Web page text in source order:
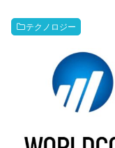
テクノロジー